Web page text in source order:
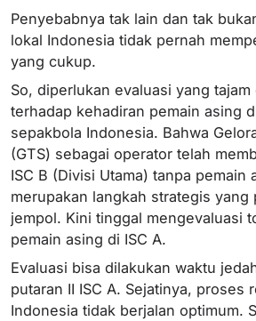
Penyebabnya tak lain dan tak
lokal Indonesia tidak pernah
yang cukup.
So, diperlukan evaluasi yang
terhadap kehadiran pemain asing
sepakbola Indonesia. Bahwa
(GTS) sebagai operator telah
ISC B (Divisi Utama) tanpa pemain
merupakan langkah strategis yang
jempol. Kini tinggal mengevaluasi
pemain asing di ISC A.
Evaluasi bisa dilakukan waktu
putaran II ISC A. Sejatinya, proses
Indonesia tidak berjalan optimum.